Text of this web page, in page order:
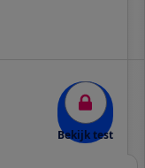
Bekijk test